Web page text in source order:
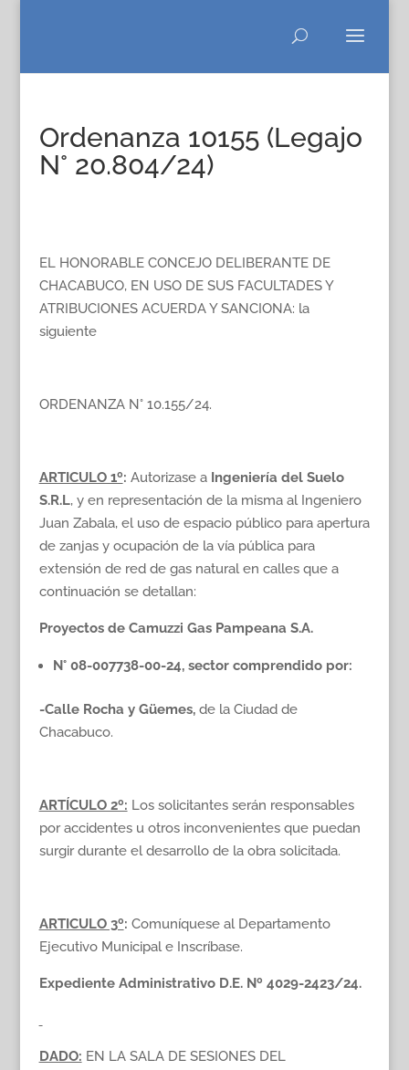
Ordenanza 10155 (Legajo
N° 20.804/24)
EL HONORABLE CONCEJO DELIBERANTE DE
CHACABUCO, EN USO DE SUS FACULTADES Y
ATRIBUCIONES ACUERDA Y SANCIONA: la
siguiente
ORDENANZA N° 10.155/24.
ARTICULO 1º: Autorizase a Ingeniería del Suelo
S.R.L, y en representación de la misma al Ingeniero
Juan Zabala, el uso de espacio público para apertura
de zanjas y ocupación de la vía pública para
extensión de red de gas natural en calles que a
continuación se detallan:
Proyectos de Camuzzi Gas Pampeana S.A.
N° 08-007738-00-24, sector comprendido por:
-Calle Rocha y Güemes, de la Ciudad de
Chacabuco.
ARTÍCULO 2º: Los solicitantes serán responsables
por accidentes u otros inconvenientes que puedan
surgir durante el desarrollo de la obra solicitada.
ARTICULO 3º: Comuníquese al Departamento
Ejecutivo Municipal e Inscríbase.
Expediente Administrativo D.E. Nº 4029-2423/24.
DADO: EN LA SALA DE SESIONES DEL